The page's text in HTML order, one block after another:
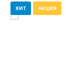
ХИТ АКЦИЯ